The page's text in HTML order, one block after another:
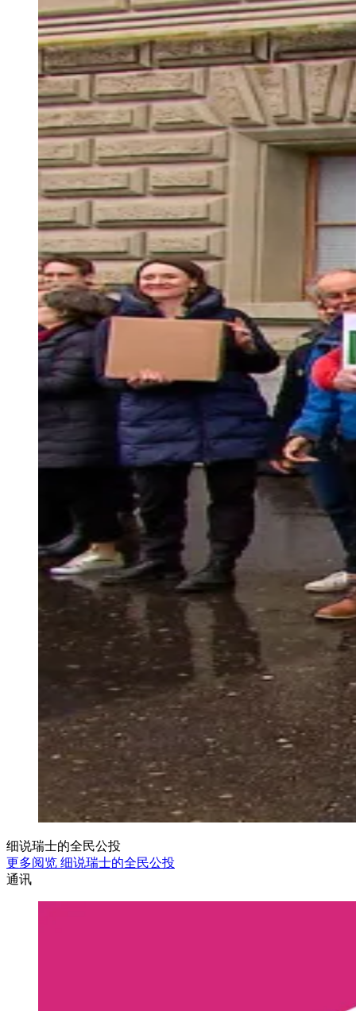
细说瑞士的全民公投
更多阅览 细说瑞士的全民公投
通讯